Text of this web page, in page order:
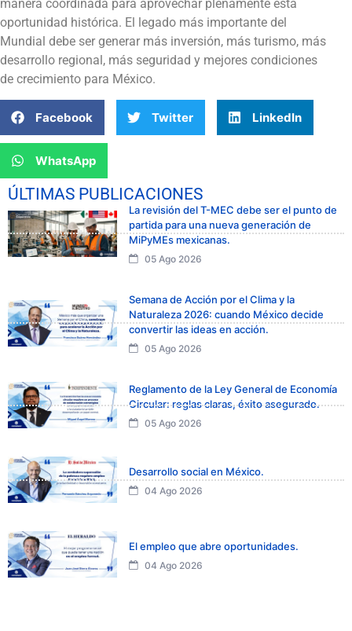
manera coordinada para aprovechar plenamente esta
oportunidad histórica. El legado más importante del
Mundial debe ser generar más inversión, más turismo, más
desarrollo regional, más seguridad y mejores condiciones
de crecimiento para México.
Facebook Twitter LinkedIn
WhatsApp
ÚLTIMAS PUBLICACIONES
La revisión del T-MEC debe ser el punto de
partida para una nueva generación de
MiPyMEs mexicanas.
05 Ago 2026
Semana de Acción por el Clima y la
Naturaleza 2026: cuando México decide
convertir las ideas en acción.
05 Ago 2026
Reglamento de la Ley General de Economía
Circular: reglas claras, éxito asegurado.
05 Ago 2026
Desarrollo social en México.
04 Ago 2026
El empleo que abre oportunidades.
04 Ago 2026